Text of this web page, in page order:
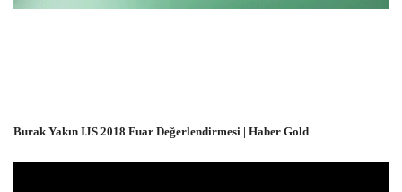
Burak Yakın IJS 2018 Fuar Değerlendirmesi | Haber Gold